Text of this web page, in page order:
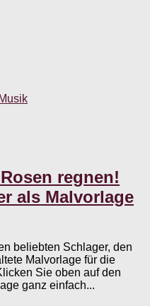
Musik
regnen!
als Malvorlage
beliebten Schlager, den
Malvorlage für die
Sie oben auf den
ganz einfach...